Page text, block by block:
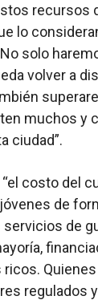
recursos
lo
solo
volver a
muchos y
ciudad”.
costo del
de
de
regulados